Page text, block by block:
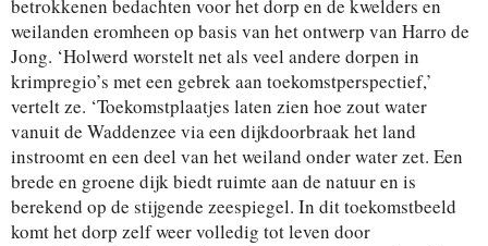
betrokkenen bedachten voor het dorp en de kwelders en
weilanden eromheen op basis van het ontwerp van Harro de
Jong. ‘Holwerd worstelt net als veel andere dorpen in
krimpregio’s met een gebrek aan toekomstperspectief,’
vertelt ze. ‘Toekomstplaatjes laten zien hoe zout water
vanuit de Waddenzee via een dijkdoorbraak het land
instroomt en een deel van het weiland onder water zet. Een
brede en groene dijk biedt ruimte aan de natuur en is
berekend op de stijgende zeespiegel. In dit toekomstbeeld
komt het dorp zelf weer volledig tot leven door